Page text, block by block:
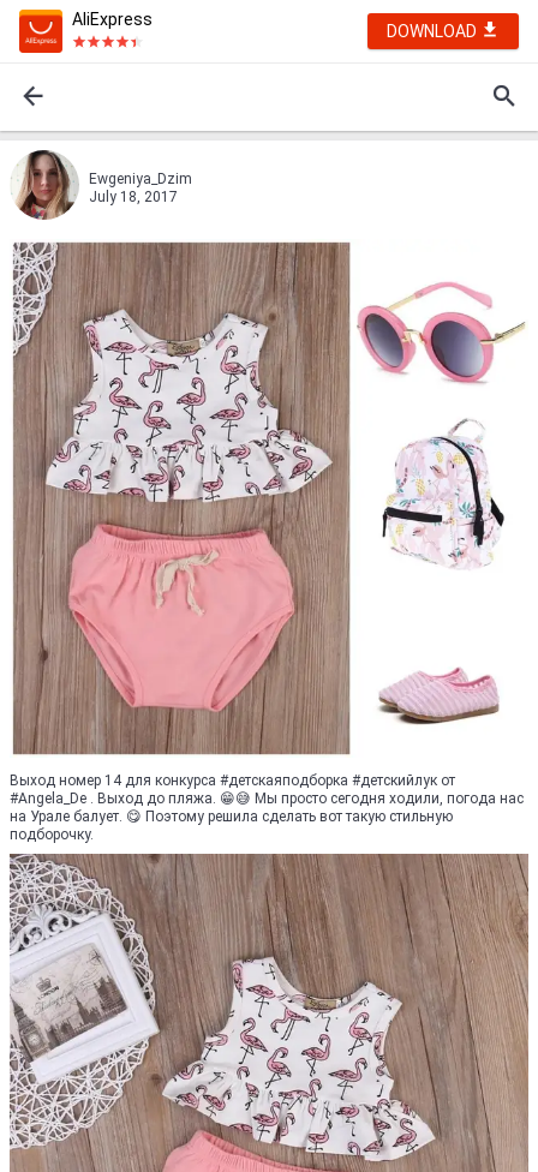
AliExpress
DOWNLOAD
Ewgeniya_Dzim
July 18, 2017
Выход номер 14 для конкурса #детскаяподборка #детскийлук от
#Angela_De . Выход до пляжа. 😁😅 Мы просто сегодня ходили, погода нас
на Урале балует. 😋 Поэтому решила сделать вот такую стильную
подборочку.